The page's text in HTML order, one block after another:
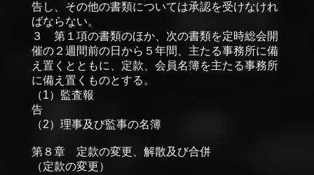
告し、その他の書類については承認を受けなけれ
ばならない。
３ 第１項の書類のほか、次の書類を定時総会開
催の２週間前の日から５年間、主たる事務所に備
え置くとともに、定款、会員名簿を主たる事務所
に備え置くものとする。
（1）監査報
（2）理事及び監事の名簿
第８章 定款の変更、解散及び合併
（定款の変更）